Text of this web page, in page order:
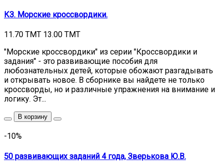
КЗ. Морские кроссвордики.
11.70 TMT 13.00 TMT
"Морские кроссвордики" из серии "Кроссвордики и
задания" - это развивающие пособия для
любознательных детей, которые обожают разгадывать
и открывать новое. В сборнике вы найдете не только
кроссворды, но и различные упражнения на внимание и
логику. Эт...
В корзину
-10%
50 развивающих заданий 4 года, Зверькова Ю.В.